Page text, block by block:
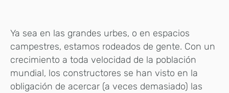
Ya sea en las grandes urbes, o en espacios
campestres, estamos rodeados de gente. Con un
crecimiento a toda velocidad de la población
mundial, los constructores se han visto en la
obligación de acercar (a veces demasiado) las